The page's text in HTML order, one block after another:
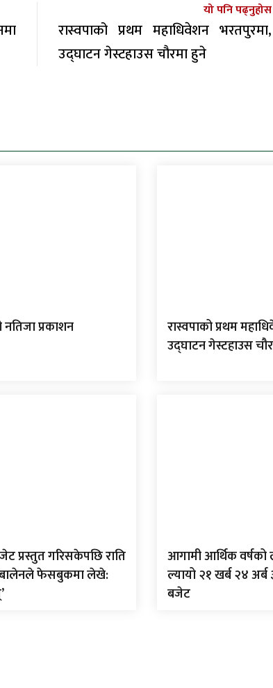
यो पनि पढ्नुहोस
रास्वपाको प्रथम महाधिवेशन भरतपुरमा,
उद्घाटन गेस्टहाउस चौरमा हुने
नतिजा प्रकाशन
रास्वपाको प्रथम
उद्घाटन गेस्टहाउस
प्रस्तुत गरिसकेपछि राति
बालेनले फेसबुकमा लेखे:
आगामी आर्थिक
ल्यायो २१ खर्ब २४
बजेट